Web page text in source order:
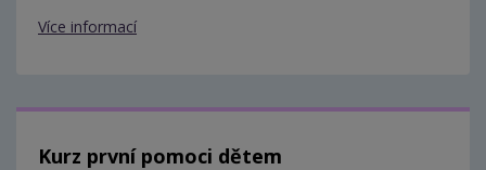
Více informací
Kurz první pomoci dětem